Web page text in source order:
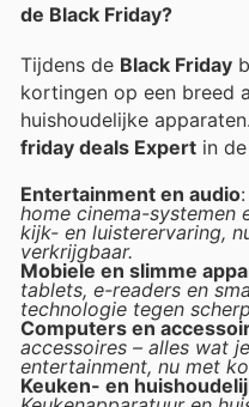
de Black Friday?
Tijdens de Black Friday
kortingen op een breed
huishoudelijke
friday deals Expert in
Entertainment en audio:
home cinema-systemen
kijk- en luisterervaring,
verkrijgbaar.
Mobiele en slimme
tablets, e-readers en
technologie tegen
Computers en
accessoires – alles wat
entertainment, nu met
Keuken- en